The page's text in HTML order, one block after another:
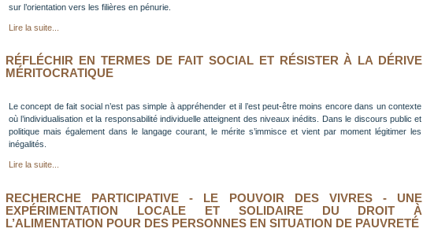
sur l’orientation vers les filières en pénurie.
Lire la suite...
RÉFLÉCHIR EN TERMES DE FAIT SOCIAL ET RÉSISTER À LA DÉRIVE
MÉRITOCRATIQUE
Le concept de fait social n’est pas simple à appréhender et il l’est peut-être moins encore dans un contexte
où l’individualisation et la responsabilité individuelle atteignent des niveaux inédits. Dans le discours public et
politique mais également dans le langage courant, le mérite s’immisce et vient par moment légitimer les
inégalités.
Lire la suite...
RECHERCHE PARTICIPATIVE - LE POUVOIR DES VIVRES - UNE
EXPÉRIMENTATION LOCALE ET SOLIDAIRE DU DROIT À
L’ALIMENTATION POUR DES PERSONNES EN SITUATION DE PAUVRETÉ